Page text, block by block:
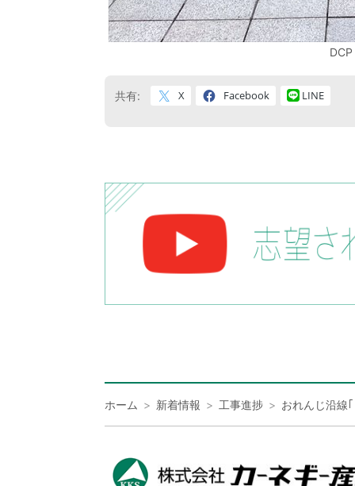
共有: X Facebook LINE
ホーム 新着情報 工事進捗 おれんじ沿線